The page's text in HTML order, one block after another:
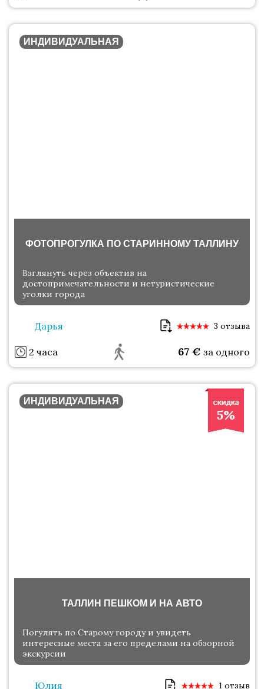
ИНДИВИДУАЛЬНАЯ
ФОТОПРОГУЛКА ПО СТАРИННОМУ ТАЛЛИНУ
Взглянуть через объектив на
достопримечательности и нетуристические
уголки города
Дарья 3 отзыва
2 часа 67 € за одного
5%
ИНДИВИДУАЛЬНАЯ
ТАЛЛИН ПЕШКОМ И НА АВТО
Погулять по Старому городу и увидеть
интересные места за его пределами на обзорной
экскурсии
Юлия 1 отзыв